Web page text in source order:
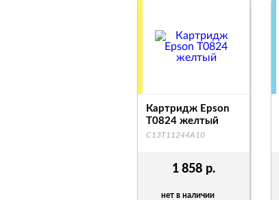
1 858 р.
нет в наличии
Картридж Epson
T0824 желтый
C13T11244A10